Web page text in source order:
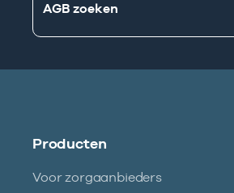
AGB zoeken
Producten
Voor zorgaanbieders